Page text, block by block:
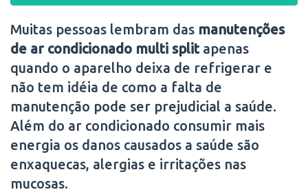
Muitas pessoas lembram das manutenções
de ar condicionado multi splitapenas
quando o aparelho deixa de refrigerar e
não tem idéia de como a falta de
manutenção pode ser prejudicial a saúde.
Além do ar condicionado consumir mais
energia os danos causados a saúde são
enxaquecas, alergias e irritações nas
mucosas.